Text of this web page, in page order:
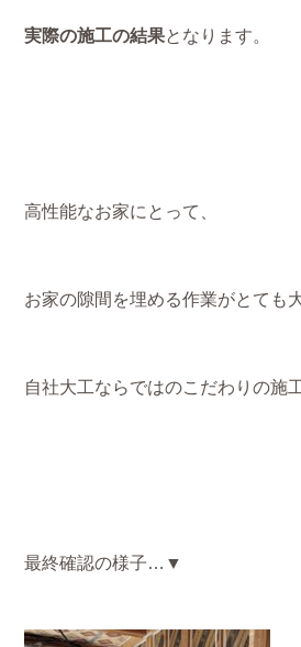
実際の施工の結果となります。
高性能なお家にとって、
お家の隙間を埋める作業がとても
自社大工ならではのこだわりの施
最終確認の様子…▼